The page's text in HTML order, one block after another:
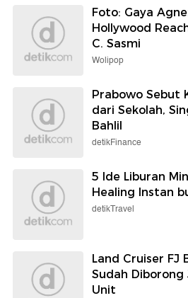
Foto: Gaya
Hollywood
C. Sasmi
Wolipop
Prabowo Sebut
dari Sekolah,
Bahlil
detikFinance
5 Ide Liburan
Healing Instan
detikTravel
Land Cruiser FJ
Sudah Diborong
Unit